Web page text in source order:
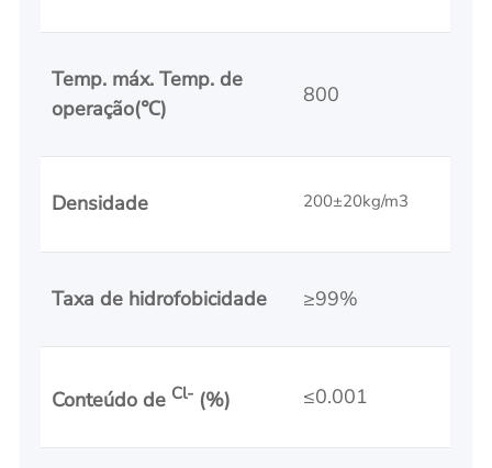
Temp. máx. Temp. de
operação(℃)
800
Densidade 200±20kg/m3
Taxa de hidrofobicidade ≥99%
Conteúdo de Cl-(%) ≤0.001